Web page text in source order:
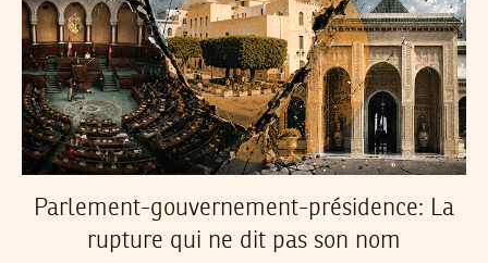
Parlement-gouvernement-présidence: La
rupture qui ne dit pas son nom